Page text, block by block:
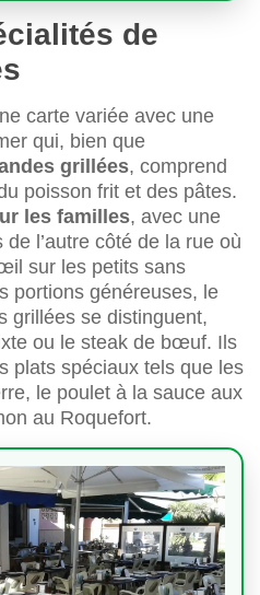
de
carte variée avec une
qui, bien que
grillées, comprend
poisson frit et des pâtes.
les familles, avec une
l’autre côté de la rue où
sur les petits sans
portions généreuses, le
grillées se distinguent,
ou le steak de bœuf. Ils
plats spéciaux tels que les
le poulet à la sauce aux
au Roquefort.